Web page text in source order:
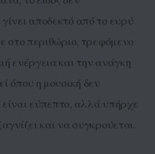
αποδεκτό από το ευρύ
στο περιθώριο, τρεφόμενο
ενέργεια και την ανάγκη
όπου η μουσική δεν
εύπεπτο, αλλά υπήρχε
και να συγκρούεται.